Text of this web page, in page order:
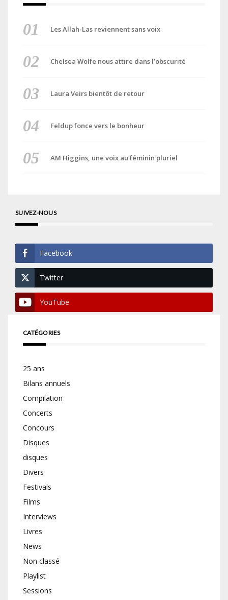
Les Allah-Las reviennent sans voix
Chelsea Wolfe nous attire dans l’obscurité
Laura Veirs bientôt de retour
Feldup fonce vers le bonheur
AM Higgins, une voix au féminin pluriel
SUIVEZ-NOUS
Facebook
Twitter
YouTube
CATÉGORIES
25 ans
Bilans annuels
Compilation
Concerts
Concours
Disques
disques
Divers
Festivals
Films
Interviews
Livres
News
Non classé
Playlist
Sessions